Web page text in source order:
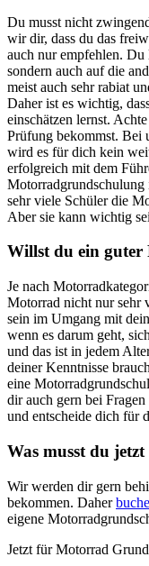
Du musst nicht
wir dir, dass du das
auch nur empfehlen. Du
sondern auch auf die
meist auch sehr rabiat
Daher ist es wichtig,
einschätzen lernst.
Prüfung bekommst. Bei
wird es für dich kein
erfolgreich mit dem
Motorradgrundschulung
sehr viele Schüler die
Aber sie kann wichtig
Willst du ein guter
Je nach
Motorrad nicht nur sehr
sein im Umgang mit
wenn es darum geht,
und das ist in jedem
deiner Kenntnisse
eine
dir auch gern bei
und entscheide dich für
Was musst du
Wir werden dir gern
bekommen. Daherbuche
eigene
Jetzt für Motorrad